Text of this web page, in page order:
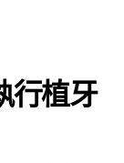
行植牙